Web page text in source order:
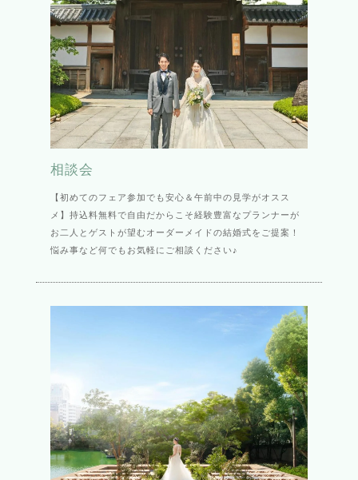
相談会
【初めてのフェア参加でも安心＆午前中の見学がオスス
メ】持込料無料で自由だからこそ経験豊富なプランナーが
お二人とゲストが望むオーダーメイドの結婚式をご提案！
悩み事など何でもお気軽にご相談ください♪